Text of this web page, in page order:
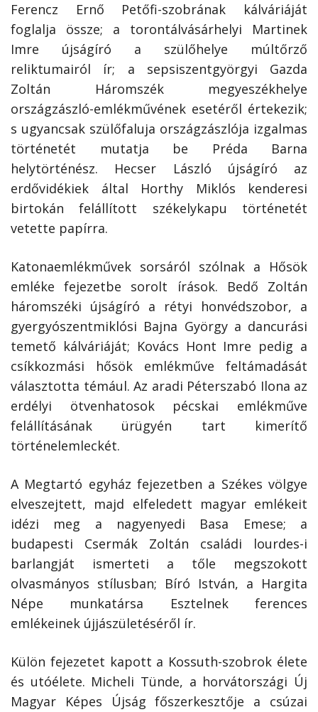
Ferencz Ernő Petőfi-szobrának kálváriáját
foglalja össze; a torontálvásárhelyi Martinek
Imre újságíró a szülőhelye múltőrző
reliktumairól ír; a sepsiszentgyörgyi Gazda
Zoltán Háromszék megyeszékhelye
országzászló-emlékművének esetéről értekezik;
s ugyancsak szülőfaluja országzászlója izgalmas
történetét mutatja be Préda Barna
helytörténész. Hecser László újságíró az
erdővidékiek által Horthy Miklós kenderesi
birtokán felállított székelykapu történetét
vetette papírra.
Katonaemlékművek sorsáról szólnak a Hősök
emléke fejezetbe sorolt írások. Bedő Zoltán
háromszéki újságíró a rétyi honvédszobor, a
gyergyószentmiklósi Bajna György a dancurási
temető kálváriáját; Kovács Hont Imre pedig a
csíkkozmási hősök emlékműve feltámadását
választotta témául. Az aradi Péterszabó Ilona az
erdélyi ötvenhatosok pécskai emlékműve
felállításának ürügyén tart kimerítő
történelemleckét.
A Megtartó egyház fejezetben a Székes völgye
elveszejtett, majd elfeledett magyar emlékeit
idézi meg a nagyenyedi Basa Emese; a
budapesti Csermák Zoltán családi lourdes-i
barlangját ismerteti a tőle megszokott
olvasmányos stílusban; Bíró István, a Hargita
Népe munkatársa Esztelnek ferences
emlékeinek újjászületéséről ír.
Külön fejezetet kapott a Kossuth-szobrok élete
és utóélete. Micheli Tünde, a horvátországi Új
Magyar Képes Újság főszerkesztője a csúzai